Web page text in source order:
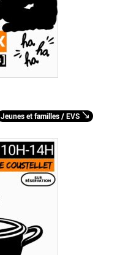
Jeunes et familles / EVS